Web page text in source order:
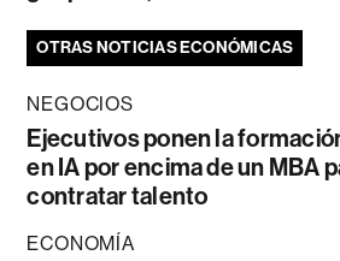
OTRAS NOTICIAS ECONÓMICAS
NEGOCIOS
Ejecutivos ponen la
en IA por encima de un MBA
contratar talento
ECONOMÍA